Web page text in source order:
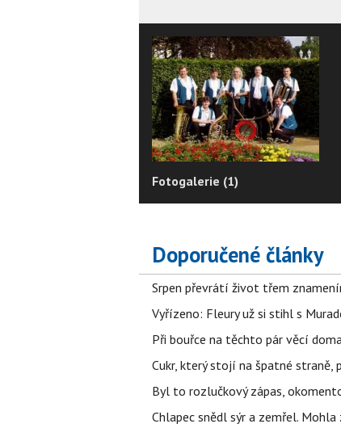
Fotogalerie (1)
Doporučené články
Srpen převrátí život třem
Vyřízeno: Fleury už si stihl s
Při bouřce na těchto pár věcí
Cukr, který stojí na špatné straně,
Byl to rozlučkový zápas,
Chlapec snědl sýr a zemřel.